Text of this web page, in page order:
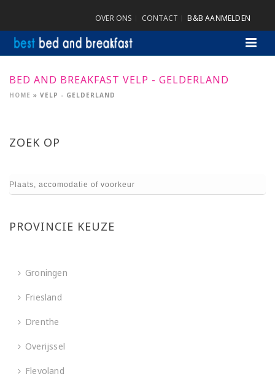
OVER ONS CONTACT B&B AANMELDEN
BED AND BREAKFAST VELP - GELDERLAND
HOME » VELP - GELDERLAND
ZOEK OP
PROVINCIE KEUZE
Groningen
Friesland
Drenthe
Overijssel
Flevoland